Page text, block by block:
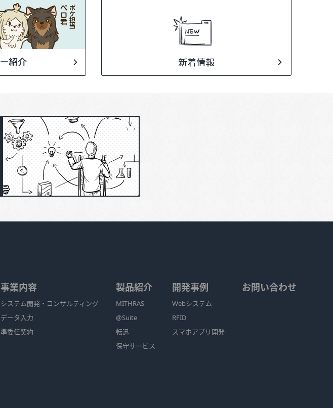
事業内容
システム開発・コンサルティング
データ入力
準委任契約
製品紹介
MITHRAS
@Suite
転迅
保守サービス
開発事例
Webシステム
RFID
スマホアプリ開発
お問い合わせ